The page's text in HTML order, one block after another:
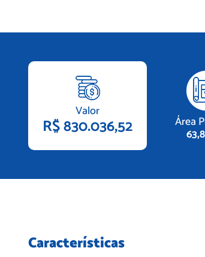
Valor
R$ 830.036,52 Área
Características